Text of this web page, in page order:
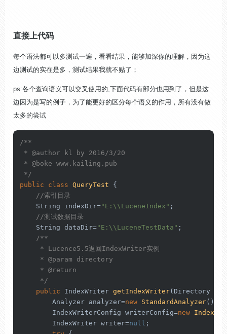
直接上代码
每个语法都可以多测试一遍，看看结果，能够加深你的理解，因为这
边测试的实在是多，测试结果我就不贴了 ；
ps:各个查询语义可以交叉使用的,下面代码有部分也用到了，但是这
边因为是写的例子，为了能更好的区分每个语义的作用，所有没有做
太多的尝试
/**
* @author kl by 2016/3/20
* @boke www.kailing.pub
*/
public
class QueryTest {
//索引目录
    String indexDir=
"E:\\LuceneIndex" ;
//测试数据目录
    String dataDir=
"E:\\LuceneTestData" ;
/**
     * Lucence5.5返回IndexWriter实例
     *
@param directory
     *
@return
     */
public IndexWriter getIndexWriter(Directory
        Analyzer analyzer=
new StandardAnalyzer();
        IndexWriterConfig writerConfig=
new
        IndexWriter writer=
null ;